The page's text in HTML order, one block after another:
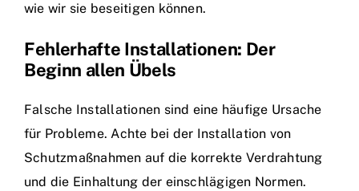
wie wir sie beseitigen können.
Fehlerhafte Installationen: Der
Beginn allen Übels
Falsche Installationen sind eine häufige Ursache
für Probleme. Achte bei der Installation von
Schutzmaßnahmen auf die korrekte Verdrahtung
und die Einhaltung der einschlägigen Normen.